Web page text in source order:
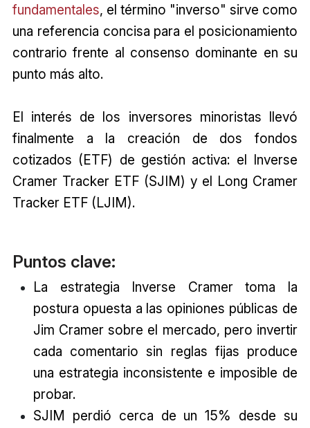
fundamentales, el término "inverso" sirve como
una referencia concisa para el posicionamiento
contrario frente al consenso dominante en su
punto más alto.
El interés de los inversores minoristas llevó
finalmente a la creación de dos fondos
cotizados (ETF) de gestión activa: el Inverse
Cramer Tracker ETF (SJIM) y el Long Cramer
Tracker ETF (LJIM).
Puntos clave:
La estrategia Inverse Cramer toma la
postura opuesta a las opiniones públicas de
Jim Cramer sobre el mercado, pero invertir
cada comentario sin reglas fijas produce
una estrategia inconsistente e imposible de
probar.
SJIM perdió cerca de un 15% desde su